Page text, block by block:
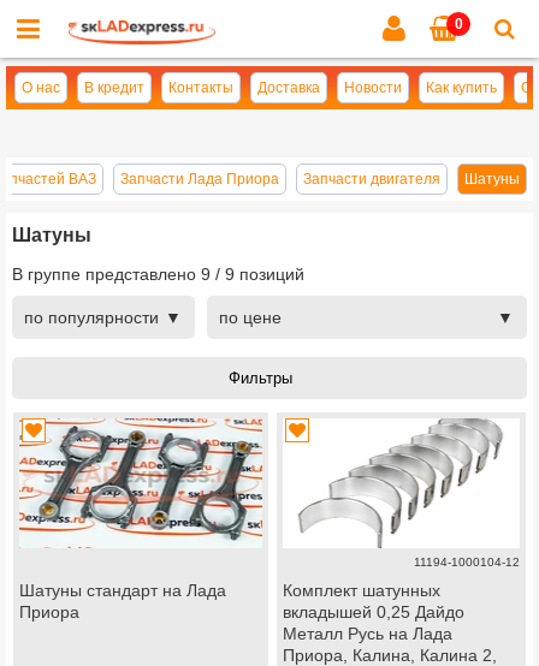
0
О нас В кредит Контакты Доставка Новости Как купить
ВАЗ Запчасти Лада Приора Запчасти двигателя Шатуны
Шатуны
В группе представлено 9 / 9 позиций
по популярности по цене
Шатуны стандарт на Лада
Приора
11194-1000104-12
Комплект шатунных
вкладышей 0,25 Дайдо
Металл Русь на Лада
Приора, Калина, Калина 2,